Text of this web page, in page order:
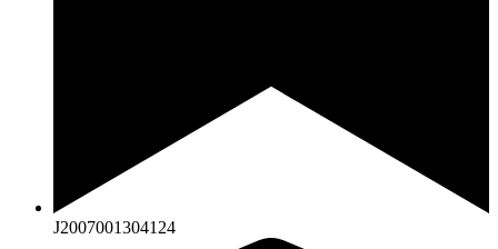
J2007001304124